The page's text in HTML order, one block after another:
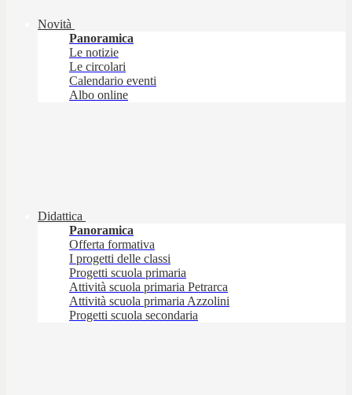
Novità
Panoramica
Le notizie
Le circolari
Calendario eventi
Albo online
Didattica
Panoramica
Offerta formativa
I progetti delle classi
Progetti scuola primaria
Attività scuola primaria Petrarca
Attività scuola primaria Azzolini
Progetti scuola secondaria